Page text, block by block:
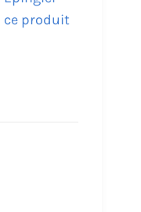
ce produit